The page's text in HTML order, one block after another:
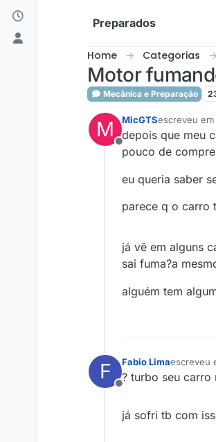
Skip to content
Preparados
Home Categorias
Motor
Mecânica e Preparação
M
Offline
MicGTSescreveu em
última
depois que meu
pouco de
eu queria saber
parece q o carro
já vê em alguns
sai fuma?a
alguém tem
F
Offline
Fabio Limaescreveu
última
? turbo seu carro
já sofri tb com